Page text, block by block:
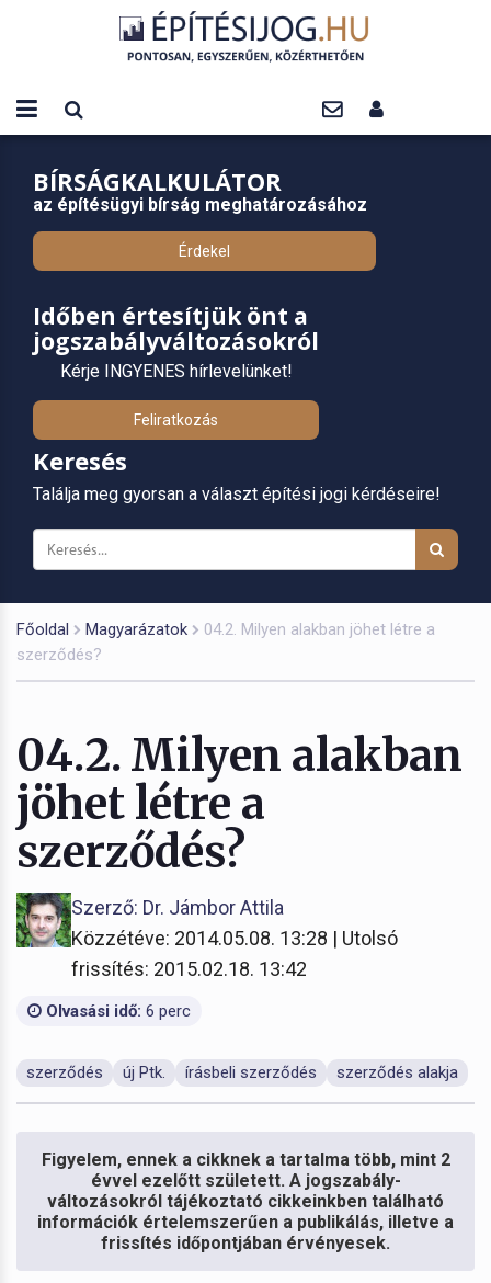
BÍRSÁGKALKULÁTOR
az építésügyi bírság meghatározásához
Érdekel
Időben értesítjük önt a
jogszabályváltozásokról
Kérje INGYENES hírlevelünket!
Feliratkozás
Keresés
Találja meg gyorsan a választ építési jogi kérdéseire!
Főoldal Magyarázatok
04.2. Milyen alakban jöhet létre a
szerződés?
04.2. Milyen alakban
jöhet létre a
szerződés?
Szerző: Dr. Jámbor Attila
Közzétéve: 2014.05.08. 13:28 | Utolsó
frissítés: 2015.02.18. 13:42
Olvasási idő: 6 perc
szerződés új Ptk. írásbeli szerződés szerződés alakja
Figyelem, ennek a cikknek a tartalma több, mint 2
évvel ezelőtt született. A jogszabály-
változásokról tájékoztató cikkeinkben található
információk értelemszerűen a publikálás, illetve a
frissítés időpontjában érvényesek.